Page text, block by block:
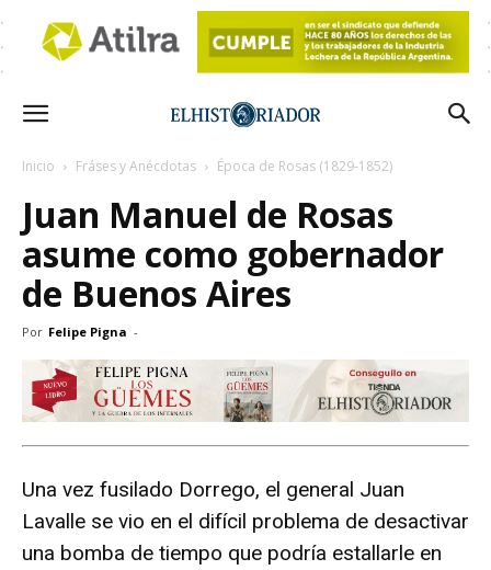
Inicio Fráses y Anécdotas Época de Rosas (1829-1852)
Juan Manuel de Rosas
asume como gobernador
de Buenos Aires
Por Felipe Pigna -
Una vez fusilado Dorrego, el general Juan
Lavalle se vio en el difícil problema de desactivar
una bomba de tiempo que podría estallarle en